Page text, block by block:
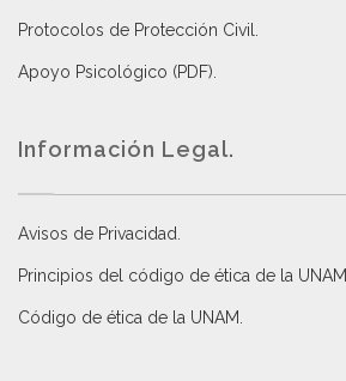
Protocolos de Protección Civil.
Apoyo Psicológico (PDF).
Información Legal.
Avisos de Privacidad.
Principios del código de ética de la UNAM
Código de ética de la UNAM.